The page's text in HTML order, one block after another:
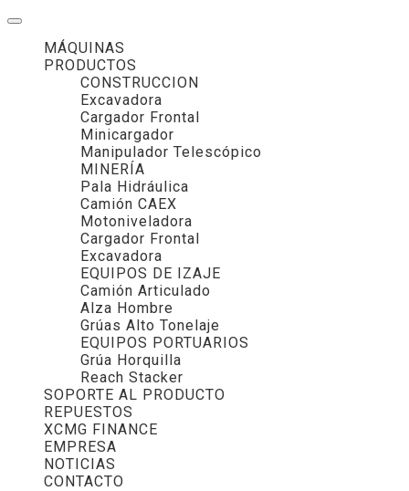
MÁQUINAS
PRODUCTOS
CONSTRUCCION
Excavadora
Cargador Frontal
Minicargador
Manipulador Telescópico
MINERÍA
Pala Hidráulica
Camión CAEX
Motoniveladora
Cargador Frontal
Excavadora
EQUIPOS DE IZAJE
Camión Articulado
Alza Hombre
Grúas Alto Tonelaje
EQUIPOS PORTUARIOS
Grúa Horquilla
Reach Stacker
SOPORTE AL PRODUCTO
REPUESTOS
XCMG FINANCE
EMPRESA
NOTICIAS
CONTACTO